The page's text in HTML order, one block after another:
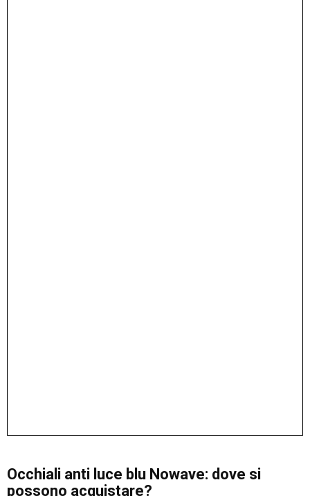
Occhiali anti luce blu Nowave: dove si
possono acquistare?